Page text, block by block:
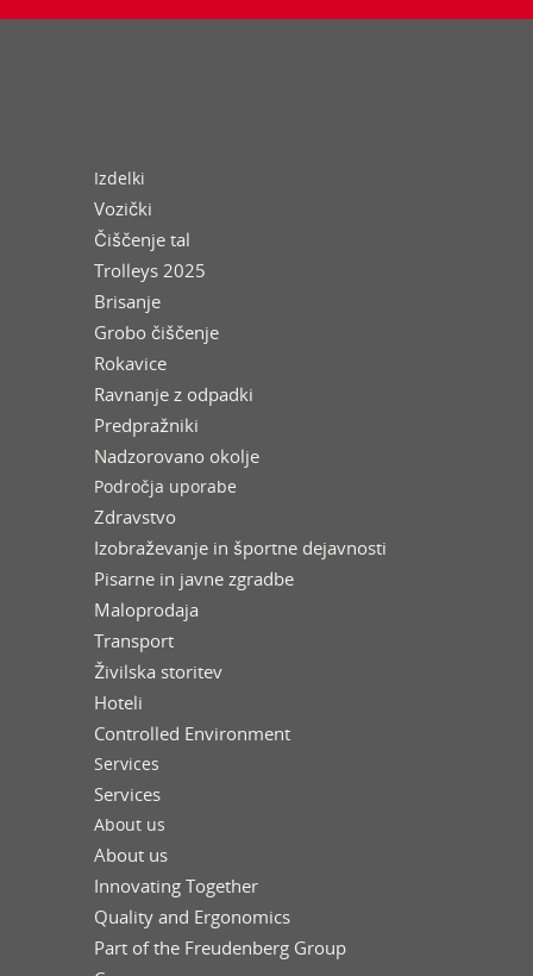
Izdelki
Vozički
Čiščenje tal
Trolleys 2025
Brisanje
Grobo čiščenje
Rokavice
Ravnanje z odpadki
Predpražniki
Nadzorovano okolje
Področja uporabe
Zdravstvo
Izobraževanje in športne dejavnosti
Pisarne in javne zgradbe
Maloprodaja
Transport
Živilska storitev
Hoteli
Controlled Environment
Services
Services
About us
About us
Innovating Together
Quality and Ergonomics
Part of the Freudenberg Group